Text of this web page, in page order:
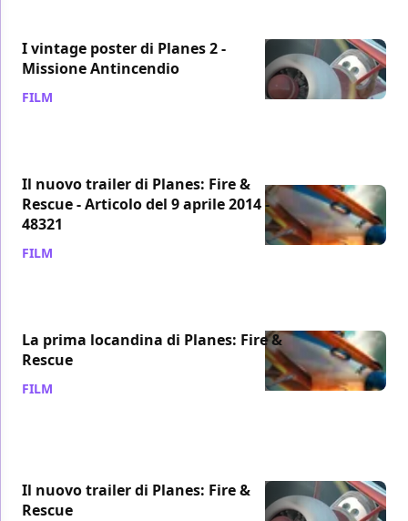
I vintage poster di Planes 2 -
Missione Antincendio
FILM
Il nuovo trailer di Planes: Fire &
Rescue - Articolo del 9 aprile 2014 -
48321
FILM
La prima locandina di Planes: Fire &
Rescue
FILM
Il nuovo trailer di Planes: Fire &
Rescue